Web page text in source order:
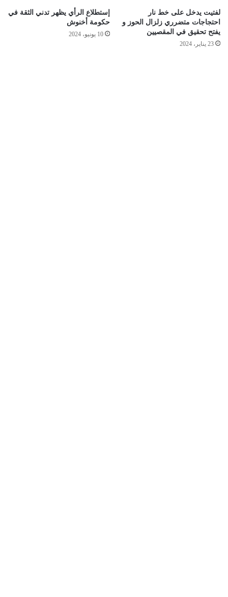
لفتيت يدخل على خط نار
احتجاجات متضرري زلزال الحوز و
يفتح تحقيق في المقصيين
23 يناير، 2024
إستطلاع الرأي يظهر تدني الثقة في
حكومة أخنوش
10 يونيو، 2024